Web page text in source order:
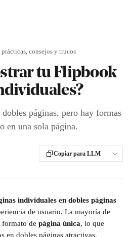
consejos y trucos
tu Flipbook
páginas, pero hay formas
en una sola página.
Copiar para LLM
individuales en dobles páginas
de usuario. La mayoría de
formato de página única, lo que
en dobles páginas atractivas.